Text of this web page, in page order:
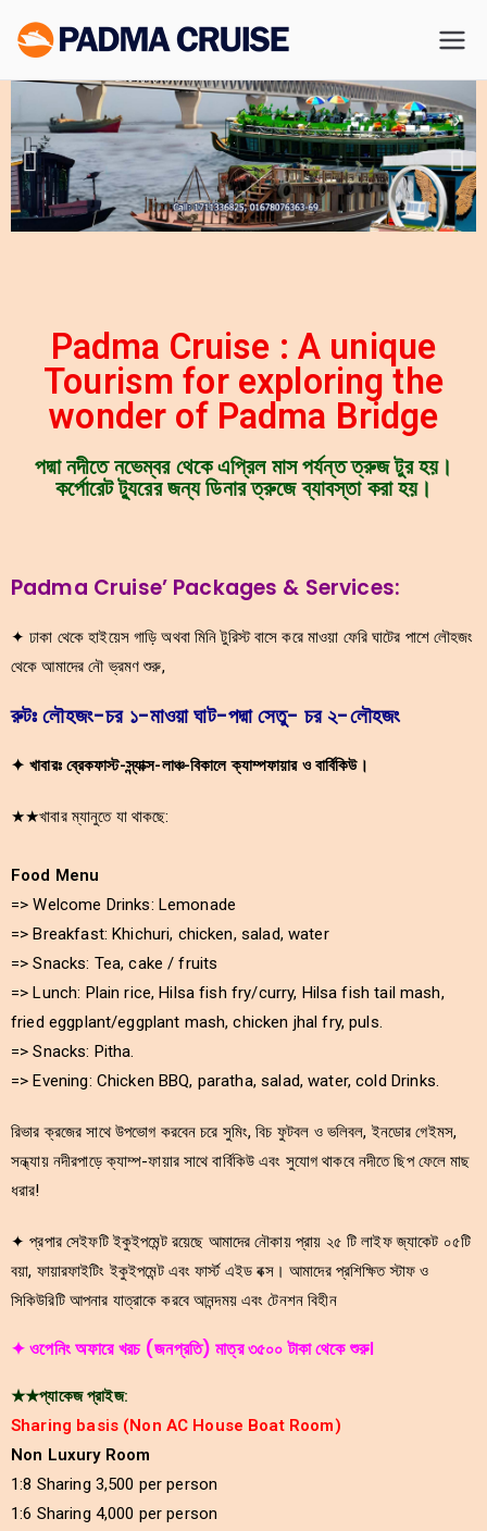
Padma
River
Cruise
Wonder of Bengal
Padma River and
Padma Bridge
Padma Cruise : A unique
Tourism for exploring the
wonder of Padma Bridge
পদ্মা নদীতে নভেম্বর থেকে এপ্রিল মাস পর্যন্ত ত্রুজ টুর হয়।
কর্পোরেট ট্যুরের জন্য ডিনার ত্রুজে ব্যাবস্তা করা হয়।
Padma Cruise’ Packages & Services:
✦ ঢাকা থেকে হাইয়েস গাড়ি অথবা মিনি টুরিস্ট বাসে করে মাওয়া ফেরি ঘাটের পাশে লৌহজং
থেকে আমাদের নৌ ভ্রমণ শুরু,
রুটঃ লৌহজং-চর ১-মাওয়া ঘাট-পদ্মা সেতু- চর ২-লৌহজং
✦ খাবারঃ ব্রেকফাস্ট-স্ন্যাক্স-লাঞ্চ-বিকালে ক্যাম্পফায়ার ও বার্বিকিউ।
★★খাবার ম্যানুতে যা থাকছে:
Food Menu
=> Welcome Drinks: Lemonade
=> Breakfast: Khichuri, chicken, salad, water
=> Snacks: Tea, cake / fruits
=> Lunch: Plain rice, Hilsa fish fry/curry, Hilsa fish tail mash,
fried eggplant/eggplant mash, chicken jhal fry, puls.
=> Snacks: Pitha.
=> Evening: Chicken BBQ, paratha, salad, water, cold Drinks.
রিভার ক্রজের সাথে উপভোগ করবেন চরে সুমিং, বিচ ফুটবল ও ভলিবল, ইনডোর গেইমস,
সন্ধ্যায় নদীরপাড়ে ক্যাম্প-ফায়ার সাথে বার্বিকিউ এবং সুযোগ থাকবে নদীতে ছিপ ফেলে মাছ
ধরার!
✦ প্রপার সেইফটি ইকুইপমেন্ট রয়েছে আমাদের নৌকায় প্রায় ২৫ টি লাইফ জ্যাকেট ০৫টি
বয়া, ফায়ারফাইটিং ইকুইপমেন্ট এবং ফার্স্ট এইড বক্স। আমাদের প্রশিক্ষিত স্টাফ ও
সিকিউরিটি আপনার যাত্রাকে করবে আনন্দময় এবং টেনশন বিহীন
✦ ওপেনিং অফারে খরচ (জনপ্রতি) মাত্র ৩৫০০ টাকা থেকে শুরু।
★★প্যাকেজ প্রাইজ:
Sharing basis (Non AC House Boat Room)
Non Luxury Room
1:8 Sharing 3,500 per person
1:6 Sharing 4,000 per person